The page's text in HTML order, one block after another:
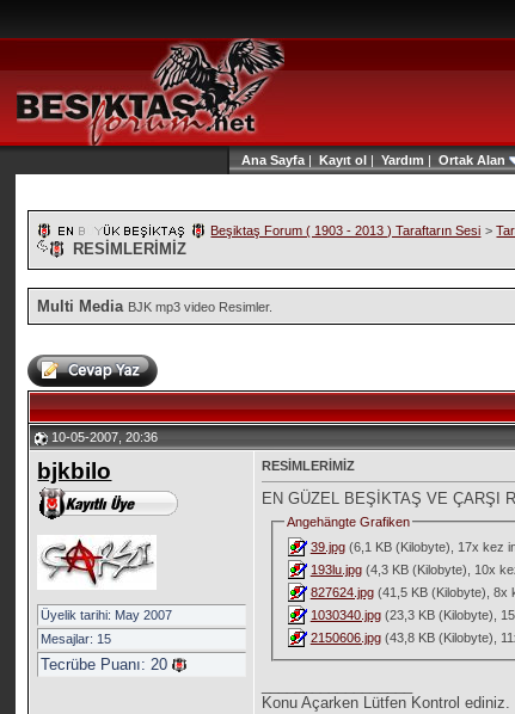
Ana Sayfa | Kayıt ol | Yardım | Ortak Alan
Beşiktaş Forum ( 1903 - 2013 ) Taraftarın Sesi >
RESİMLERİMİZ
Multi Media BJK mp3 video Resimler.
10-05-2007, 20:36
bjkbilo
Üyelik tarihi: May 2007
Mesajlar: 15
Tecrübe Puanı:20
RESİMLERİMİZ
EN GÜZEL BEŞİKTAŞ VE ÇARŞI
Angehängte Grafiken
39.jpg(6,1 KB (Kilobyte), 17x kez
193lu.jpg(4,3 KB (Kilobyte), 10x
827624.jpg(41,5 KB (Kilobyte), 8x
1030340.jpg(23,3 KB (Kilobyte),
2150606.jpg(43,8 KB (Kilobyte),
Konu Açarken Lütfen Kontrol ediniz.